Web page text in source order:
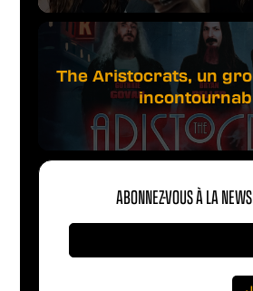
The Aristocrats, un
ABONNEZ-VOUS À LA